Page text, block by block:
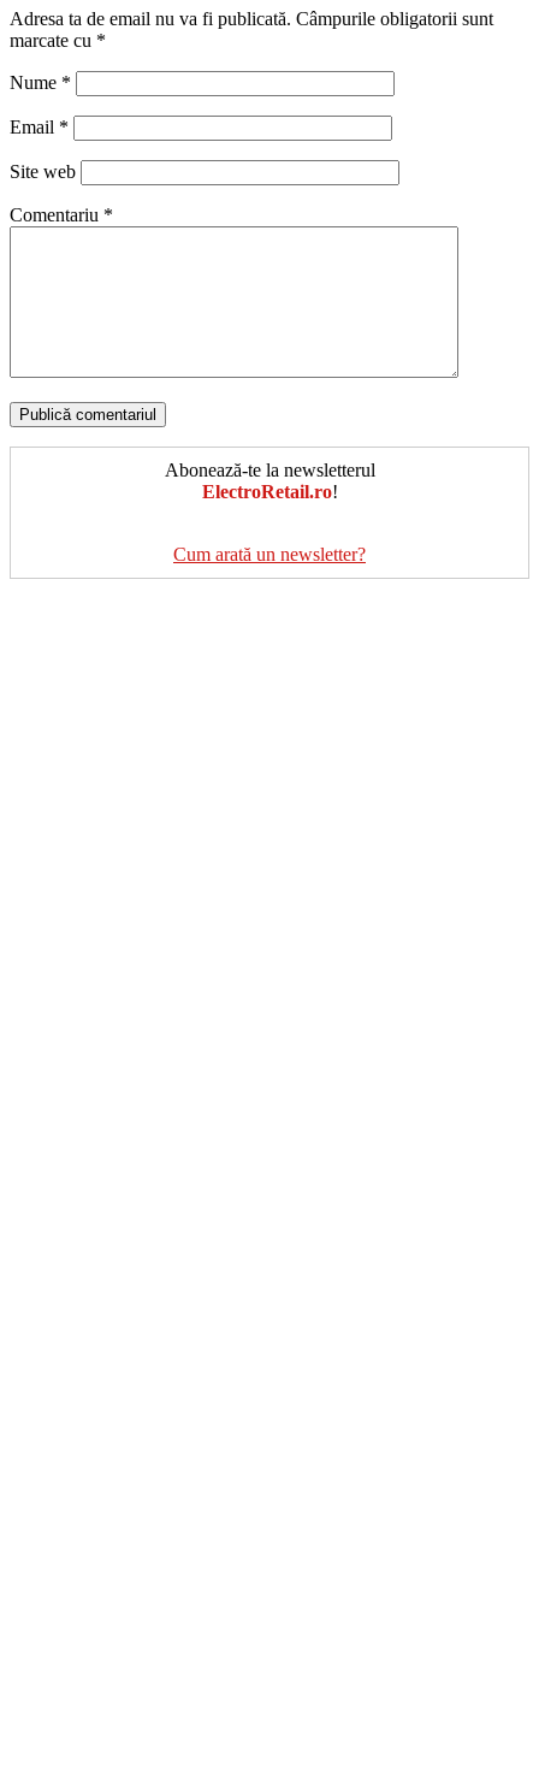
Adresa ta de email nu va fi publicată. Câmpurile obligatorii sunt
marcate cu *
Nume *
Email *
Site web
Comentariu *
Abonează-te la newsletterul
ElectroRetail.ro!
Cum arată un newsletter?